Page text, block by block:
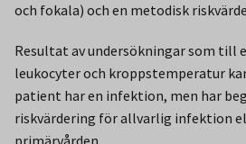
och fokala) och en metodisk
Resultat av undersökningar som till
leukocyter och kroppstemperatur
patient har en infektion, men har
riskvärdering för allvarlig infektion